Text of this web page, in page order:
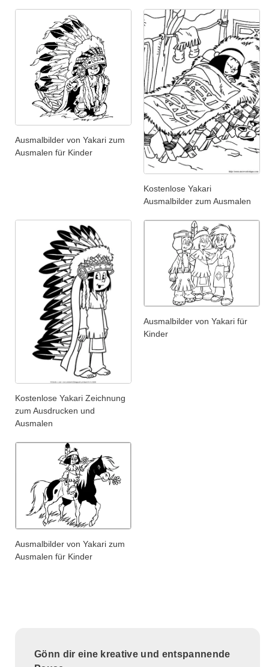
Ausmalbilder von Yakari zum
Ausmalen für Kinder
Kostenlose Yakari
Ausmalbilder zum Ausmalen
Kostenlose Yakari Zeichnung
zum Ausdrucken und
Ausmalen
Ausmalbilder von Yakari für
Kinder
Ausmalbilder von Yakari zum
Ausmalen für Kinder
Gönn dir eine kreative und entspannende